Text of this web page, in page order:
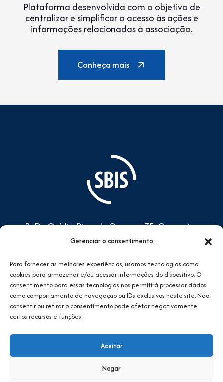
Gerenciar o consentimento
Para fornecer as melhores experiências, usamos tecnologias como
cookies para armazenar e/ou acessar informações do dispositivo. O
consentimento para essas tecnologias nos permitirá processar dados
como comportamento de navegação ou IDs exclusivos neste site. Não
consentir ou retirar o consentimento pode afetar negativamente
certos recursos e funções.
Aceitar
Negar
Plataforma desenvolvida com o objetivo de
centralizar e simplificar o acesso às ações e
informações relacionadas à associação.
Conheça mais
R. Dr. Ovídio Pires de Campos,75, Cerqueira
César, São Paulo/SP - CEP: 05401-000
Complexo do HCFMUSP
sbis@sbis.org.br